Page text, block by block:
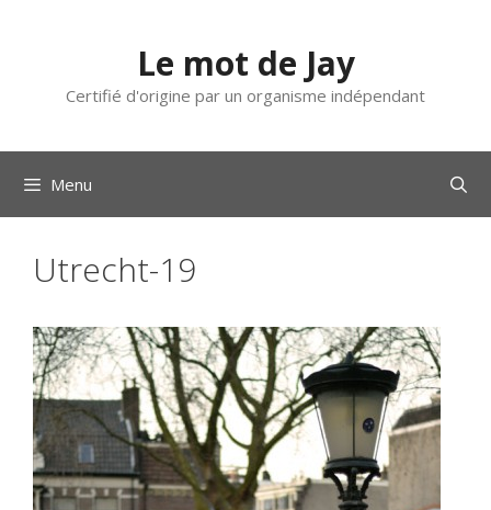
Le mot de Jay
Certifié d'origine par un organisme indépendant
Menu
Utrecht-19